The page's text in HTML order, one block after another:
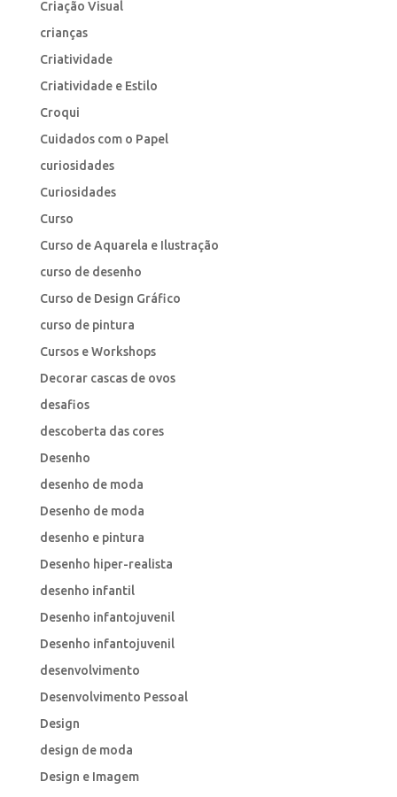
Criação Visual
crianças
Criatividade
Criatividade e Estilo
Croqui
Cuidados com o Papel
curiosidades
Curiosidades
Curso
Curso de Aquarela e Ilustração
curso de desenho
Curso de Design Gráfico
curso de pintura
Cursos e Workshops
Decorar cascas de ovos
desafios
descoberta das cores
Desenho
desenho de moda
Desenho de moda
desenho e pintura
Desenho hiper-realista
desenho infantil
Desenho infantojuvenil
Desenho infantojuvenil
desenvolvimento
Desenvolvimento Pessoal
Design
design de moda
Design e Imagem